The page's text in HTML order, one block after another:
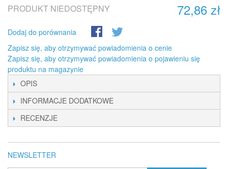
72,86 zł
PRODUKT NIEDOSTĘPNY
Dodaj do porównania
Zapisz się, aby otrzymywać powiadomienia o cenie
Zapisz się, aby otrzymywać powiadomienia o pojawieniu się
produktu na magazynie
OPIS
INFORMACJE DODATKOWE
RECENZJE
NEWSLETTER